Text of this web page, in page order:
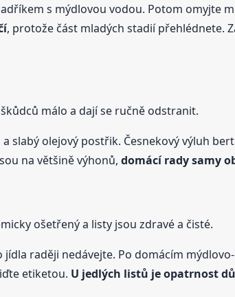
s mýdlovou vodou. Potom omyjte
, protože část mladých stadií přehlédnete.
málo a dají se ručně odstranit.
slabý olejový postřik. Česnekový výluh
na většině výhonů, domácí rady samy
ošetřený a listy jsou zdravé a čisté.
raději nedávejte. Po domácím
etiketou. U jedlých listů je opatrnost